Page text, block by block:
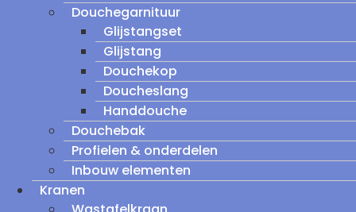
Douchegarnituur
Glijstangset
Glijstang
Douchekop
Doucheslang
Handdouche
Douchebak
Profielen & onderdelen
Inbouw elementen
Kranen